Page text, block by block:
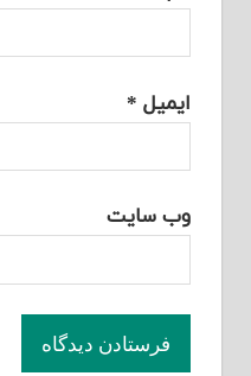
ایمیل *
وب‌ سایت